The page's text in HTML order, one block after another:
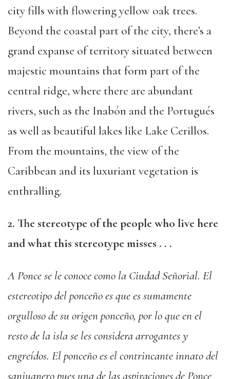
city fills with flowering yellow oak trees.
Beyond the coastal part of the city, there’s a
grand expanse of territory situated between
majestic mountains that form part of the
central ridge, where there are abundant
rivers, such as the Inabón and the Portugués
as well as beautiful lakes like Lake Cerillos.
From the mountains, the view of the
Caribbean and its luxuriant vegetation is
enthralling.
2. The stereotype of the people who live here
and what this stereotype misses . . .
A Ponce se le conoce como la Ciudad Señorial. El
estereotipo del ponceño es que es sumamente
orgulloso de su origen ponceño, por lo que en el
resto de la isla se les considera arrogantes y
engreídos. El ponceño es el contrincante innato del
sanjuanero pues una de las aspiraciones de Ponce